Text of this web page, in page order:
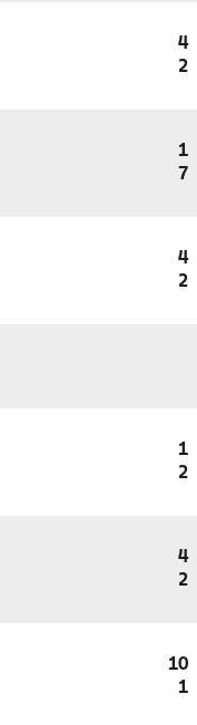
4
2
1
7
4
2
1
2
4
2
10
1